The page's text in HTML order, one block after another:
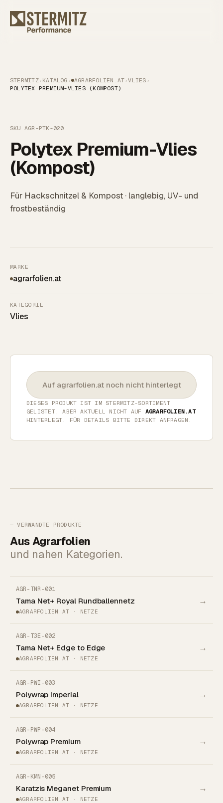
STERMITZ› KATALOG › AGRARFOLIEN.AT ›VLIES ›
POLYTEX PREMIUM-VLIES (KOMPOST)
SKU AGR-PTK-020
Polytex Premium-Vlies
(Kompost)
Für Hackschnitzel & Kompost · langlebig, UV- und
frostbeständig
MARKE
agrarfolien.at
KATEGORIE
Vlies
Auf agrarfolien.at noch nicht hinterlegt
DIESES PRODUKT IST IM STERMITZ-SORTIMENT
GELISTET, ABER AKTUELL NICHT AUF AGRARFOLIEN.AT
HINTERLEGT. FÜR DETAILS BITTE DIREKT ANFRAGEN.
— VERWANDTE PRODUKTE
Aus Agrarfolien
und nahen Kategorien.
AGR-TNR-001
Tama Net+ Royal Rundballennetz
AGRARFOLIEN.AT · NETZE
→
AGR-T3E-002
Tama Net+ Edge to Edge
AGRARFOLIEN.AT · NETZE
→
AGR-PWI-003
Polywrap Imperial
AGRARFOLIEN.AT · NETZE
→
AGR-PWP-004
Polywrap Premium
AGRARFOLIEN.AT · NETZE
→
AGR-KMN-005
Karatzis Meganet Premium
AGRARFOLIEN.AT · NETZE
→